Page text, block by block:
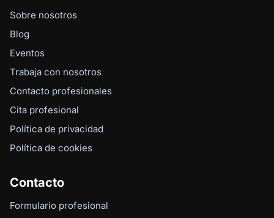
Sobre nosotros
Blog
Eventos
Trabaja con nosotros
Contacto profesionales
Cita profesional
Política de privacidad
Política de cookies
Contacto
Formulario profesional